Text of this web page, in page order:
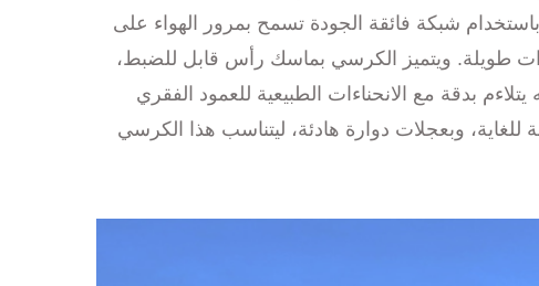
صُنع هذا الكرسي باستخدام شبكة فائقة الجودة تسمح بمرور الهواء على
طويلة. ويتميز الكرسي بماسك رأس قابل للضبط،
بدقة مع الانحناءات الطبيعية للعمود الفقري
وبعجلات دوارة هادئة، ليتناسب هذا الكرسي